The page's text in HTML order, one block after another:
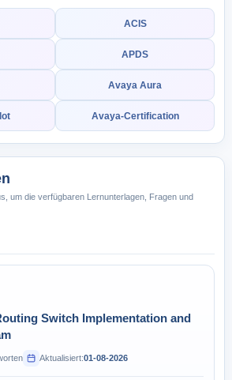
ACIS
APDS
Avaya Aura
Avaya-Certification
um die verfügbaren Lernunterlagen, Fragen und
Switch Implementation and
Aktualisiert:01-08-2026